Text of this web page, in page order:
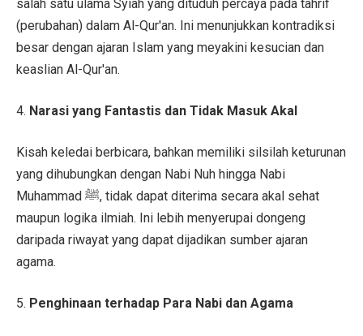
salah satu ulama Syiah yang dituduh percaya pada tahrif
(perubahan) dalam Al-Qur'an. Ini menunjukkan kontradiksi
besar dengan ajaran Islam yang meyakini kesucian dan
keaslian Al-Qur'an.
4. Narasi yang Fantastis dan Tidak Masuk Akal
Kisah keledai berbicara, bahkan memiliki silsilah keturunan
yang dihubungkan dengan Nabi Nuh hingga Nabi
Muhammad ﷺ, tidak dapat diterima secara akal sehat
maupun logika ilmiah. Ini lebih menyerupai dongeng
daripada riwayat yang dapat dijadikan sumber ajaran
agama.
5. Penghinaan terhadap Para Nabi dan Agama